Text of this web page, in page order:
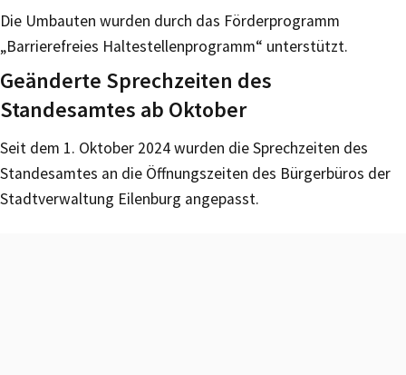
Die Umbauten wurden durch das Förderprogramm
„Barrierefreies Haltestellenprogramm“ unterstützt.
Geänderte Sprechzeiten des
Standesamtes ab Oktober
Seit dem 1. Oktober 2024 wurden die Sprechzeiten des
Standesamtes an die Öffnungszeiten des Bürgerbüros der
Stadtverwaltung Eilenburg angepasst.